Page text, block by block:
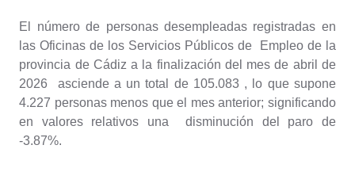
El número de personas desempleadas registradas en
las Oficinas de los Servicios Públicos de Empleo de la
provincia de Cádiz a la finalización del mes de abril de
2026 asciende a un total de 105.083 , lo que supone
4.227 personas menos que el mes anterior; significando
en valores relativos una disminución del paro de
-3.87%.